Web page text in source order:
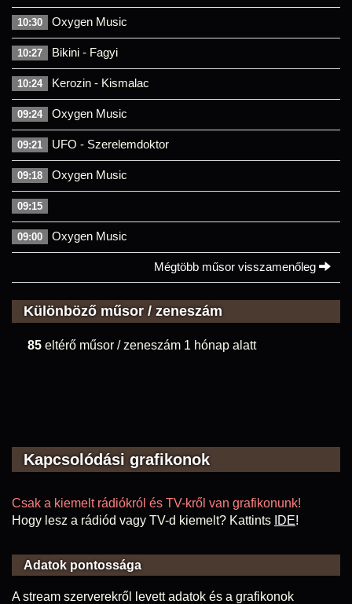
10:30 Oxygen Music
10:27 Bikini - Fagyi
10:24 Kerozin - Kismalac
09:24 Oxygen Music
09:21 UFO - Szerelemdoktor
09:18 Oxygen Music
09:15
09:00 Oxygen Music
Mégtöbb műsor visszamenőleg
Különböző műsor / zeneszám
85 eltérő műsor / zeneszám 1 hónap alatt
Kapcsolódási grafikonok
Csak a kiemelt rádiókról és TV-kről van grafikonunk!
Hogy lesz a rádiód vagy TV-d kiemelt? Kattints IDE!
Adatok pontossága
A stream szerverekről levett adatok és a grafikonok